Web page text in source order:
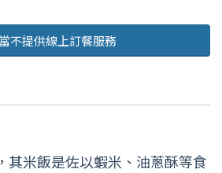
不提供線上訂餐服務
其米飯是佐以蝦米、油蔥酥等食